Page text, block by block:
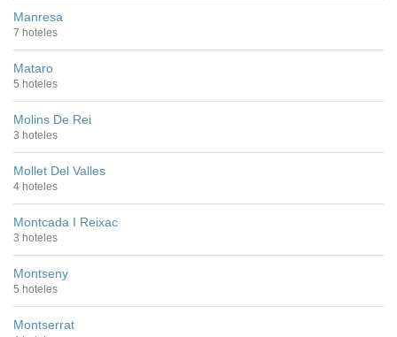
Manresa
7 hoteles
Mataro
5 hoteles
Molins De Rei
3 hoteles
Mollet Del Valles
4 hoteles
Montcada I Reixac
3 hoteles
Montseny
5 hoteles
Montserrat